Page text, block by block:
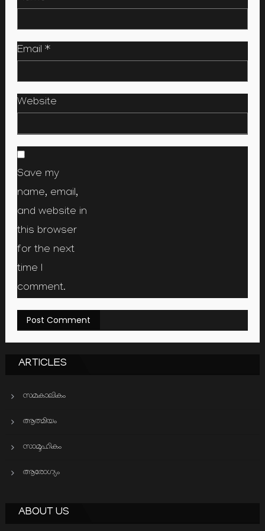
Email *
Website
Save my
name, email,
and website in
this browser
for the next
time I
comment.
ARTICLES
സമകാലികം
ആത്മിയം
സാമൂഹികം
ആരോഗ്യം
ABOUT US